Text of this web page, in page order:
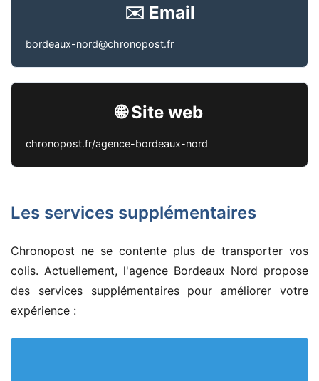
✉️ Email
bordeaux-nord@chronopost.fr
🌐 Site web
chronopost.fr/agence-bordeaux-nord
Les services supplémentaires
Chronopost ne se contente plus de transporter vos
colis. Actuellement, l'agence Bordeaux Nord propose
des services supplémentaires pour améliorer votre
expérience :